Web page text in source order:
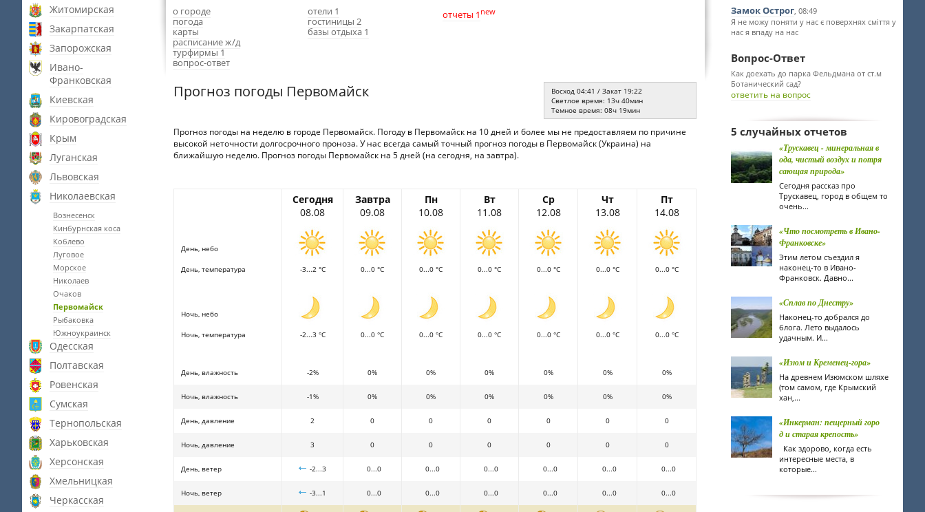
Житомирская
Закарпатская
Запорожская
Ивано-
Франковская
Киевская
Кировоградская
Крым
Луганская
Львовская
Николаевская
Вознесенск
Кинбурнская коса
Коблево
Луговое
Морское
Николаев
Очаков
Первомайск
Рыбаковка
Южноукраинск
Одесская
Полтавская
Ровенская
Сумская
Тернопольская
Харьковская
Херсонская
Хмельницкая
Черкасская
о городе
погода
карты
расписание ж/д
турфирмы 1
вопрос-ответ
отели 1
гостиницы 2
базы отдыха 1
отчеты 1 new
Прогноз погоды Первомайск
Восход 04:41 / Закат 19:22
Светлое время: 13ч 40мин
Темное время: 08ч 19мин
Прогноз погоды на неделю в городе Первомайск. Погоду в Первомайск на 10 дней и более мы не предоставляем по причине
высокой неточности долгосрочного проноза. У нас всегда самый точный прогноз погоды в Первомайск (Украина) на
ближайшую неделю. Прогноз погоды Первомайск на 5 дней (на сегодня, на завтра).
Сегодня
08.08
Завтра
09.08
Пн
10.08
Вт
11.08
Ср
12.08
Чт
13.08
Пт
14.08
День, небо
День, температура -3...2 °C 0...0 °C 0...0 °C 0...0 °C 0...0 °C 0...0 °C 0...0 °C
Ночь, небо
Ночь, температура -2...3 °C 0...0 °C 0...0 °C 0...0 °C 0...0 °C 0...0 °C 0...0 °C
День, влажность -2% 0% 0% 0% 0% 0% 0%
Ночь, влажность -1% 0% 0% 0% 0% 0% 0%
День, давление 2 0 0 0 0 0 0
Ночь, давление 3 0 0 0 0 0 0
День, ветер -2...3 0...0 0...0 0...0 0...0 0...0 0...0
Ночь, ветер -3...1 0...0 0...0 0...0 0...0 0...0 0...0
Замок Острог, 08:49
Я не можу поняти у нас є поверхнях сміття у
нас я впаду на нас
Вопрос-Ответ
Как доехать до парка Фельдмана от ст.м
Ботанический сад?
ответить на вопрос
5 случайных отчетов
«Трускавец - минеральная в
ода, чистый воздух и потря
сающая природа»
Сегодня рассказ про
Трускавец, город в общем то
очень...
«Что посмотреть в Ивано-
Франковске»
Этим летом съездил я
наконец-то в Ивано-
Франковск. Давно...
«Сплав по Днестру»
Наконец-то добрался до
блога. Лето выдалось
удачным. И...
«Изюм и Кременец-гора»
На древнем Изюмском шляхе
(том самом, где Крымский
хан,...
«Инкерман: пещерный горо
д и старая крепость»
Как здорово, когда есть
интересные места, в
которые...